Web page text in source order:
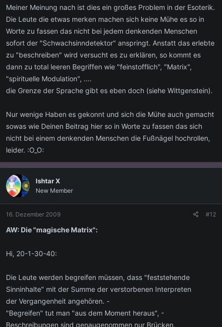
Meiner Meinung nach ist dies ein großes Problem in der Esoterik.
Die Leute die etwas merken machen sich keine Mühe es so in
Worte zu fassen das nicht bei jedem denkenden Menschen
sofort der "Schwachsinndetektor" anspringt. Anstatt das erlebte
zu "beschreiben" wird versucht es zu erklären, so kommt es
dann zu total leeren Begriffen wie "feinstofflich", "Matrix",
"spirituelle Modulation", ....
die Grenze der Sprache gibt es eben doch (siehe Wittgenstein).
Nur wenige Haben es gekonnt und sich die Mühe auch gemacht
sowas wie Deinen Beitrag hier so in Worte zu fassen das sich
nicht bei einem denkenden Menschen die Fußnägel hochrollen,
leider. :O_O:
Ishtar X
New Member
16. Dezember 2009 #12
AW: Die "magische Matrix":
Hi, 20-1-30-40:
Die Leute werden begreifen müssen, dass "feststehende
Sinninhalte" mit der Summe der verstorbenen Interpreten
der Vergangenheit angehören. -
"Begreifen" tut man "aus dem Moment heraus", -
Beschreibungen sind genaugenommen nur Brücken,